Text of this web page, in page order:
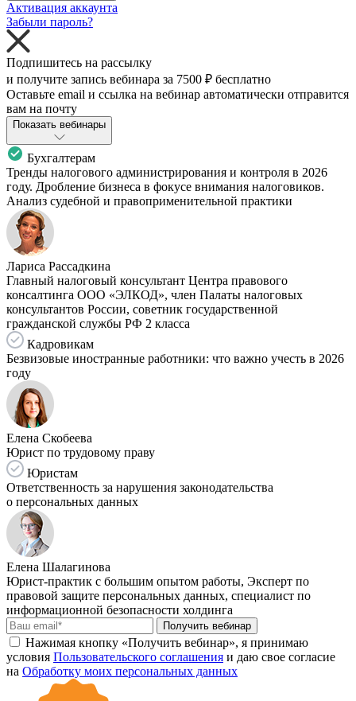
Активация аккаунта
Забыли пароль?
Подпишитесь на рассылку
и получите запись вебинара за 7500 ₽ бесплатно
Оставьте email и ссылка на вебинар автоматически отправится
вам на почту
Показать вебинары
Бухгалтерам
Тренды налогового администрирования и контроля в 2026
году. Дробление бизнеса в фокусе внимания налоговиков.
Анализ судебной и правоприменительной практики
Лариса Рассадкина
Главный налоговый консультант Центра правового
консалтинга ООО «ЭЛКОД», член Палаты налоговых
консультантов России, советник государственной
гражданской службы РФ 2 класса
Кадровикам
Безвизовые иностранные работники: что важно учесть в 2026
году
Елена Скобеева
Юрист по трудовому праву
Юристам
Ответственность за нарушения законодательства
о персональных данных
Елена Шалагинова
Юрист-практик с большим опытом работы, Эксперт по
правовой защите персональных данных, специалист по
информационной безопасности холдинга
Получить вебинар
Нажимая кнопку «Получить вебинар», я принимаю
условия Пользовательского соглашения и даю свое согласие
на Обработку моих персональных данных